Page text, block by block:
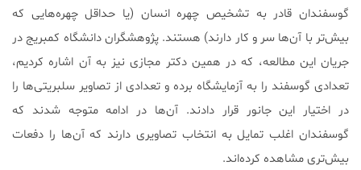
گوسفندان قادر به تشخیص چهره انسان (یا حداقل چهره‌هایی که
بیش‌تر با آن‌ها سر و کار دارند) هستند. پژوهشگران دانشگاه کمبریج در
جریان این مطالعه، که در همین دکتر مجازی نیز به آن اشاره کردیم،
تعدادی گوسفند را به آزمایشگاه برده و تعدادی از تصاویر سلبریتی‌ها را
در اختیار این جانور قرار دادند. آن‌ها در ادامه متوجه شدند که
گوسفندان اغلب تمایل به انتخاب تصاویری دارند که آن‌ها را دفعات
بیش‌تری مشاهده کرده‌اند.